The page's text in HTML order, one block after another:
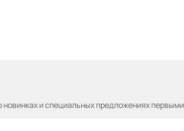
новинках и специальных предложениях первыми